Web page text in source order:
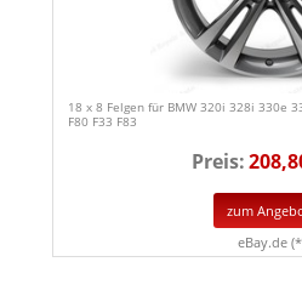
18 x 8 Felgen für BMW 320i 328i 330e
F80 F33 F83
Preis:
zum
eBay.de